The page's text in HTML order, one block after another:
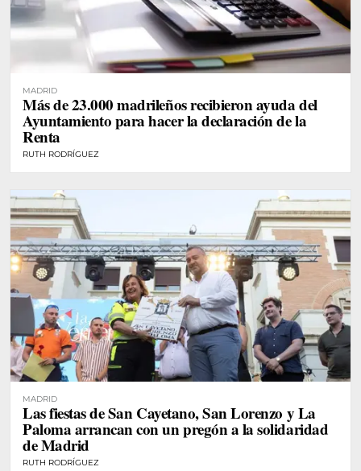
MADRID
Más de 23.000 madrileños recibieron ayuda del
Ayuntamiento para hacer la declaración de la
Renta
RUTH RODRÍGUEZ
MADRID
Las fiestas de San Cayetano, San Lorenzo y La
Paloma arrancan con un pregón a la solidaridad
de Madrid
RUTH RODRÍGUEZ